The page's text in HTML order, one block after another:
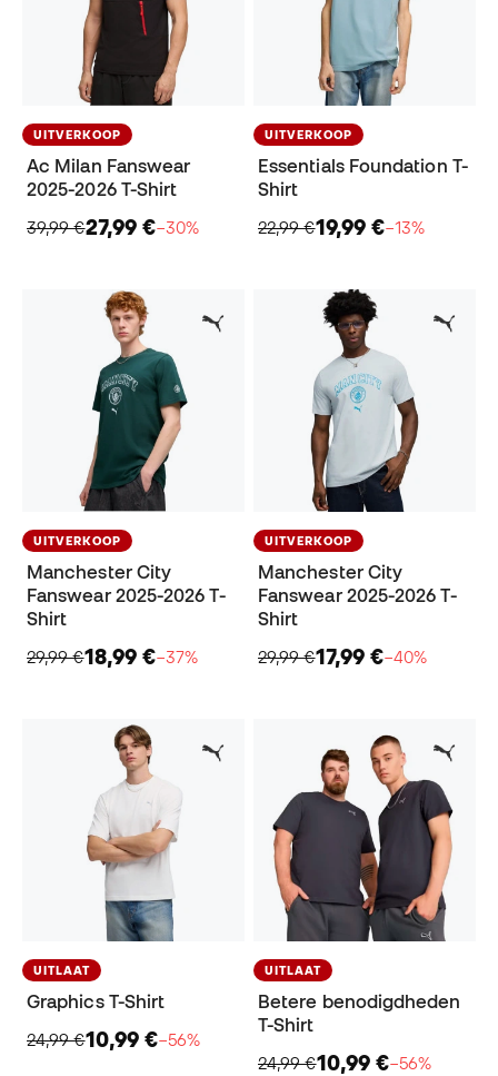
UITVERKOOP
Ac Milan Fanswear
2025-2026 T-Shirt
39,99 €27,99 €−30%
UITVERKOOP
Essentials Foundation T-
Shirt
22,99 €19,99 €−13%
UITVERKOOP
Manchester City
Fanswear 2025-2026 T-
Shirt
29,99 €18,99 €−37%
UITVERKOOP
Manchester City
Fanswear 2025-2026 T-
Shirt
29,99 €17,99 €−40%
UITLAAT
Graphics T-Shirt
24,99 €10,99 €−56%
UITLAAT
Betere benodigdheden
T-Shirt
24,99 €10,99 €−56%